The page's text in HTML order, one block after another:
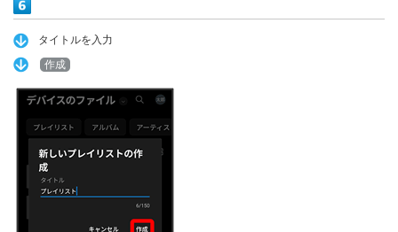
タイトルを入力
作成